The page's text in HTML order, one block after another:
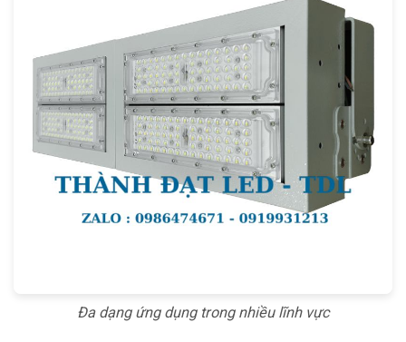
Đa dạng ứng dụng trong nhiều lĩnh vực